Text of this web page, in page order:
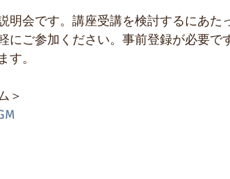
明会です。講座受講を検討するにあた
にご参加ください。事前登録が必要で
す。
＞